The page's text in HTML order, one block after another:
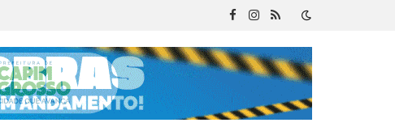
Facebook
Instagram
RSS